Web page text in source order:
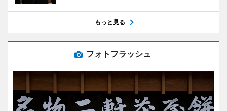
もっと見る
フォトフラッシュ